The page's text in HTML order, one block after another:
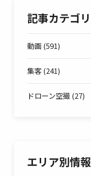
記事カテゴリ
動画 (591)
集客 (241)
ドローン空撮 (27)
エリア別情報